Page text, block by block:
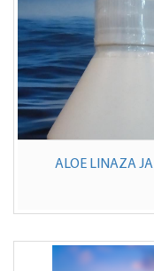
ALOE LINAZA